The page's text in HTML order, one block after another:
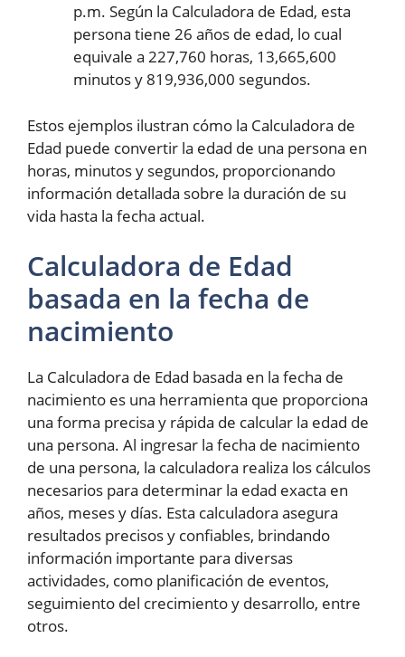
p.m. Según la Calculadora de Edad, esta
persona tiene 26 años de edad, lo cual
equivale a 227,760 horas, 13,665,600
minutos y 819,936,000 segundos.
Estos ejemplos ilustran cómo la Calculadora de
Edad puede convertir la edad de una persona en
horas, minutos y segundos, proporcionando
información detallada sobre la duración de su
vida hasta la fecha actual.
Calculadora de Edad
basada en la fecha de
nacimiento
La Calculadora de Edad basada en la fecha de
nacimiento es una herramienta que proporciona
una forma precisa y rápida de calcular la edad de
una persona. Al ingresar la fecha de nacimiento
de una persona, la calculadora realiza los cálculos
necesarios para determinar la edad exacta en
años, meses y días. Esta calculadora asegura
resultados precisos y confiables, brindando
información importante para diversas
actividades, como planificación de eventos,
seguimiento del crecimiento y desarrollo, entre
otros.